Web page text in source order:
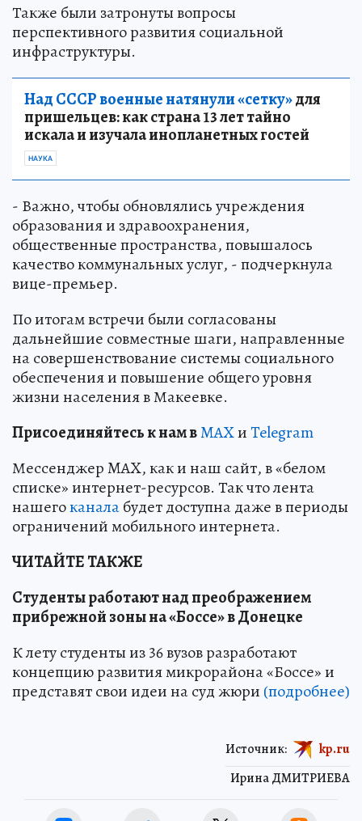
Также были затронуты вопросы
перспективного развития социальной
инфраструктуры.
Над СССР военные натянули «сетку»для
пришельцев: как страна 13 лет тайно
искала и изучала инопланетных гостей
НАУКА
- Важно, чтобы обновлялись учреждения
образования и здравоохранения,
общественные пространства, повышалось
качество коммунальных услуг, - подчеркнула
вице-премьер.
По итогам встречи были согласованы
дальнейшие совместные шаги, направленные
на совершенствование системы социального
обеспечения и повышение общего уровня
жизни населения в Макеевке.
Присоединяйтесь к нам вMAXиTelegram
Мессенджер MAX, как и наш сайт, в «белом
списке» интернет-ресурсов. Так что лента
нашегоканалабудет доступна даже в периоды
ограничений мобильного интернета.
ЧИТАЙТЕ ТАКЖЕ
Студенты работают над преображением
прибрежной зоны на «Боссе» в Донецке
К лету студенты из 36 вузов разработают
концепцию развития микрорайона «Боссе» и
представят свои идеи на суд жюри (подробнее)
Ирина ДМИТРИЕВА
Источник: kp.ru